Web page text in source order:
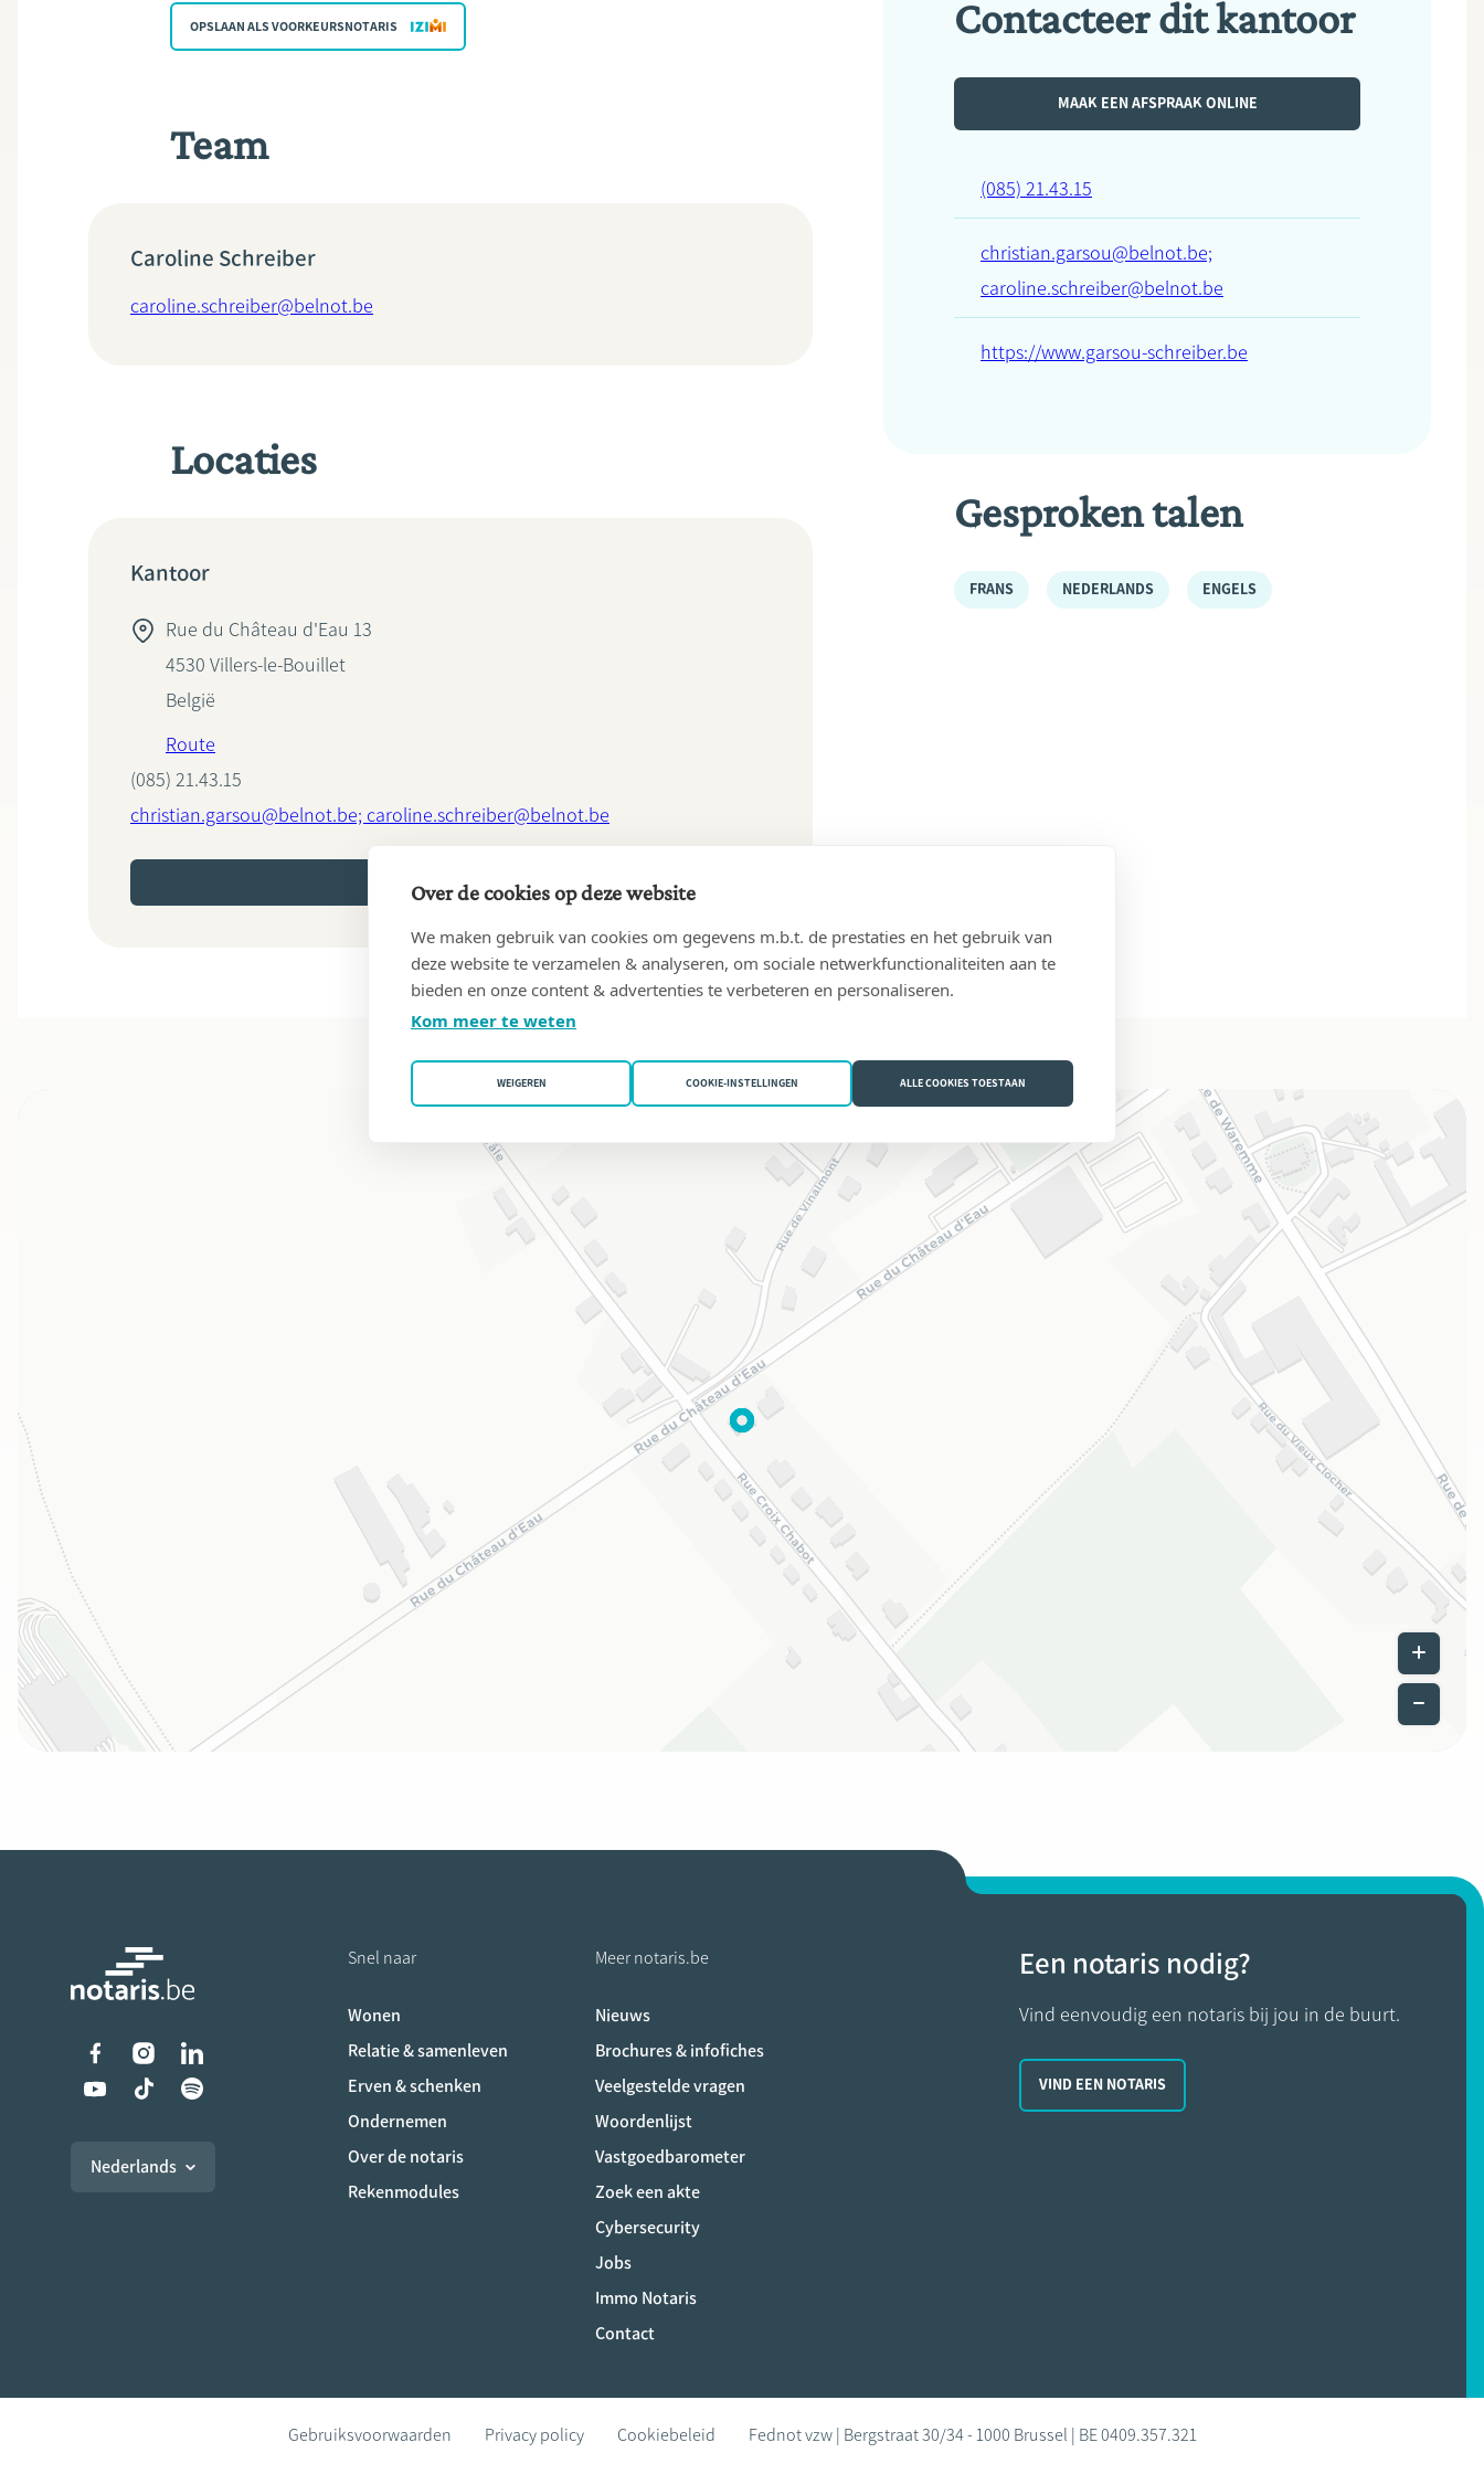
OPSLAAN ALS VOORKEURSNOTARIS
Team
Caroline Schreiber
caroline.schreiber@belnot.be
Locaties
Kantoor
Rue du Château d'Eau 13
4530 Villers-le-Bouillet
België
Route
(085) 21.43.15
christian.garsou@belnot.be; caroline.schreiber@belnot.be
MAAK EEN AFSPRAAK ONLINE
Contacteer dit kantoor
MAAK EEN AFSPRAAK ONLINE
(085) 21.43.15
christian.garsou@belnot.be;
caroline.schreiber@belnot.be
https://www.garsou-schreiber.be
Gesproken talen
FRANS NEDERLANDS ENGELS
Leaflet
Liens vers les réseaux sociaux
Nederlands
Snel naar
Wonen
Relatie & samenleven
Erven & schenken
Ondernemen
Over de notaris
Rekenmodules
Meer notaris.be
Nieuws
Brochures & infofiches
Veelgestelde vragen
Woordenlijst
Vastgoedbarometer
Zoek een akte
Cybersecurity
Jobs
Immo Notaris
Contact
Een notaris nodig?
Vind eenvoudig een notaris bij jou in de buurt.
VIND EEN NOTARIS
Gebruiksvoorwaarden Privacy policy Cookiebeleid Fednot vzw | Bergstraat 30/34 - 1000 Brussel | BE 0409.357.321
Over de cookies op deze website
We maken gebruik van cookies om gegevens m.b.t. de prestaties en het gebruik van
deze website te verzamelen & analyseren, om sociale netwerkfunctionaliteiten aan te
bieden en onze content & advertenties te verbeteren en personaliseren.
Kom meer te weten
WEIGEREN COOKIE-INSTELLINGEN ALLE COOKIES TOESTAAN